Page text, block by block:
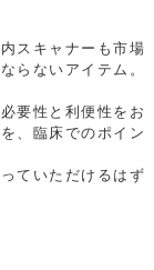
スキャナーも市場
らないアイテム。
要性と利便性をお
、臨床でのポイン
ていただけるはず